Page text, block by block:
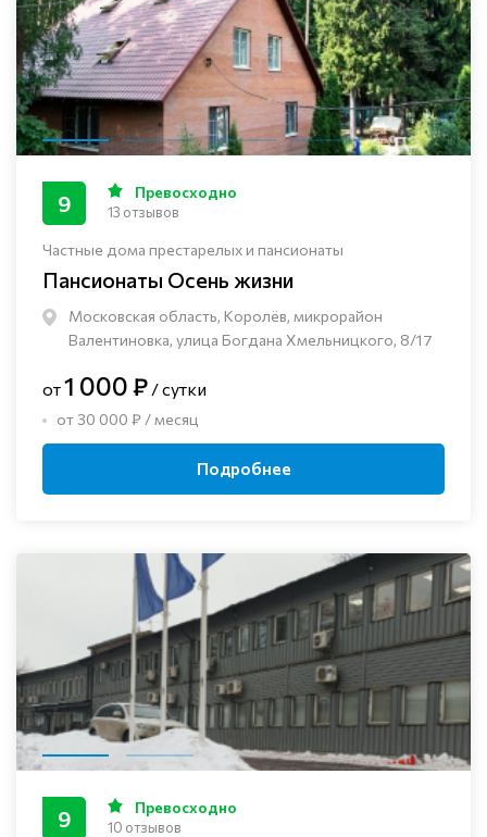
Частные дома престарелых и пансионаты
Пансионаты Осень жизни
Московская область, Королёв, микрорайон
Валентиновка, улица Богдана Хмельницкого, 8/17
9 Превосходно
13 отзывов
от1 000 ₽ / сутки
от 30 000 ₽ / месяц
Подробнее
9 Превосходно
10 отзывов